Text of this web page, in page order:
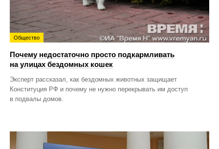
Общество
Почему недостаточно просто подкармливать
на улицах бездомных кошек
Эксперт рассказал, как бездомных животных защищает
Конституция РФ и почему не нужно перекрывать им доступ
в подвалы домов.